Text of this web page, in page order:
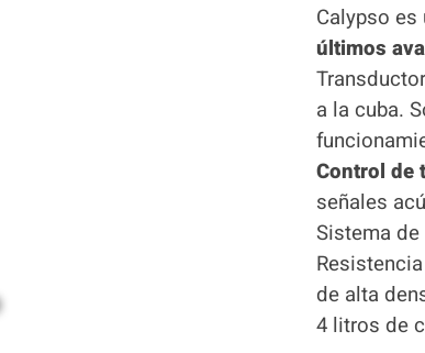
Calypso
últimos
a la cuba.
Control de
señales
Sistema
de alta
4 litros de